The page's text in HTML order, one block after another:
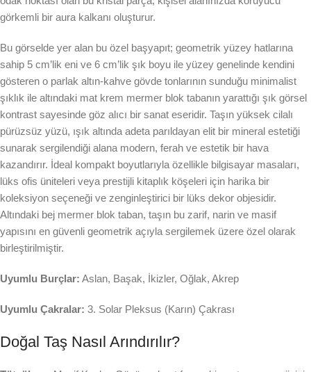
görkemli bir aura kalkanı oluşturur.
Bu görselde yer alan bu özel başyapıt; geometrik yüzey hatlarına
sahip 5 cm’lik eni ve 6 cm’lik şık boyu ile yüzey genelinde kendini
gösteren o parlak altın-kahve gövde tonlarının sunduğu minimalist
şıklık ile altındaki mat krem mermer blok tabanın yarattığı şık görsel
kontrast sayesinde göz alıcı bir sanat eseridir. Taşın yüksek cilalı
pürüzsüz yüzü, ışık altında adeta parıldayan elit bir mineral estetiği
sunarak sergilendiği alana modern, ferah ve estetik bir hava
kazandırır. İdeal kompakt boyutlarıyla özellikle bilgisayar masaları,
lüks ofis üniteleri veya prestijli kitaplık köşeleri için harika bir
koleksiyon seçeneği ve zenginleştirici bir lüks dekor objesidir.
Altındaki bej mermer blok taban, taşın bu zarif, narin ve masif
yapısını en güvenli geometrik açıyla sergilemek üzere özel olarak
birleştirilmiştir.
Uyumlu Burçlar: Aslan, Başak, İkizler, Oğlak, Akrep
Uyumlu Çakralar: 3. Solar Pleksus (Karın) Çakrası
Doğal Taş Nasıl Arındırılır?